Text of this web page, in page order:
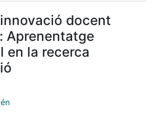
docent
Aprenentatge
en la recerca